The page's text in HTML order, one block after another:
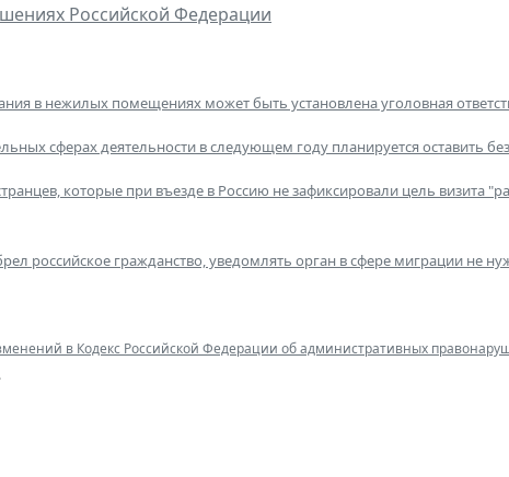
Российской Федерации
в нежилых помещениях может быть установлена уголовная
сферах деятельности в следующем году планируется оставить
которые при въезде в Россию не зафиксировали цель визита
российское гражданство, уведомлять орган в сфере миграции не
в Кодекс Российской Федерации об административных